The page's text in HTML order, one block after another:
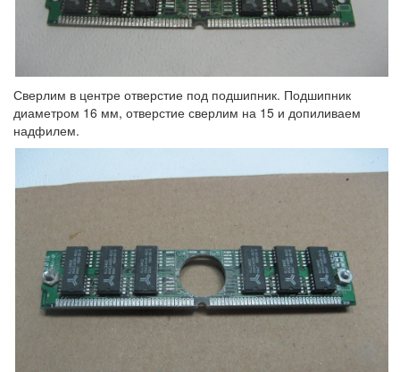
Сверлим в центре отверстие под подшипник. Подшипник
диаметром 16 мм, отверстие сверлим на 15 и допиливаем
надфилем.